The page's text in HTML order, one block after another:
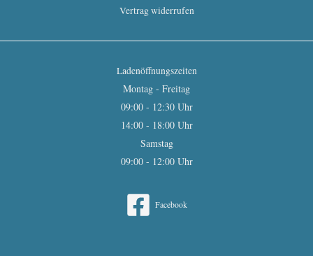
Vertrag widerrufen
Ladenöffnungszeiten
Montag - Freitag
09:00 - 12:30 Uhr
14:00 - 18:00 Uhr
Samstag
09:00 - 12:00 Uhr
Facebook